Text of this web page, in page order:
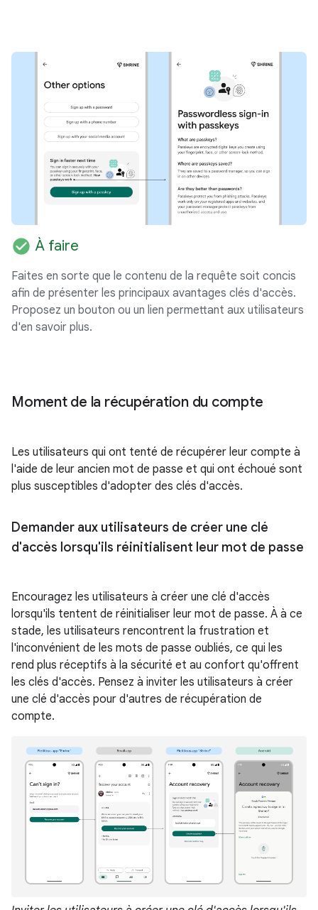
check_circle À faire
Faites en sorte que le contenu de la requête soit concis
afin de présenter les principaux avantages clés d'accès.
Proposez un bouton ou un lien permettant aux utilisateurs
d'en savoir plus.
Moment de la récupération du compte
Les utilisateurs qui ont tenté de récupérer leur compte à
l'aide de leur ancien mot de passe et qui ont échoué sont
plus susceptibles d'adopter des clés d'accès.
Demander aux utilisateurs de créer une clé
d'accès lorsqu'ils réinitialisent leur mot de passe
Encouragez les utilisateurs à créer une clé d'accès
lorsqu'ils tentent de réinitialiser leur mot de passe. À à ce
stade, les utilisateurs rencontrent la frustration et
l'inconvénient de les mots de passe oubliés, ce qui les
rend plus réceptifs à la sécurité et au confort qu'offrent
les clés d'accès. Pensez à inviter les utilisateurs à créer
une clé d'accès pour d'autres de récupération de
compte.